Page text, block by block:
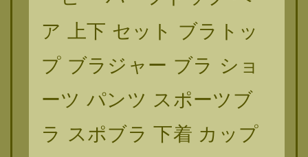
ア 上下 セット ブラトッ
プ ブラジャー ブラ ショ
ーツ パンツ スポーツブ
ラ スポブラ 下着 カップ